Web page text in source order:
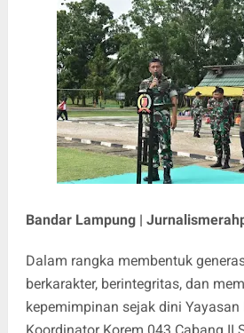
Bandar Lampung |
Dalam rangka membentuk
berkarakter, berintegritas, dan
kepemimpinan sejak dini